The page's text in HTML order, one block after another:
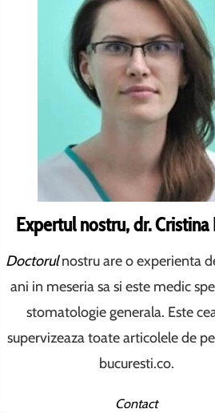
Expertul nostru, dr. Cristina
Doctorulnostru are o experienta
ani in meseria sa si este medic
stomatologie generala. Este
supervizeaza toate articolele de
bucuresti.co.
Contact